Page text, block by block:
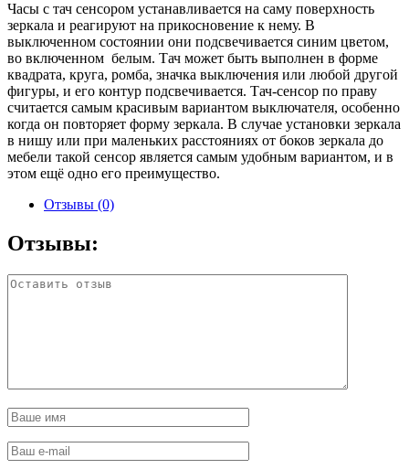
Часы с тач сенсором устанавливается на саму поверхность
зеркала и реагируют на прикосновение к нему. В
выключенном состоянии они подсвечивается синим цветом,
во включенном белым. Тач может быть выполнен в форме
квадрата, круга, ромба, значка выключения или любой другой
фигуры, и его контур подсвечивается. Тач-сенсор по праву
считается самым красивым вариантом выключателя, особенно
когда он повторяет форму зеркала. В случае установки зеркала
в нишу или при маленьких расстояниях от боков зеркала до
мебели такой сенсор является самым удобным вариантом, и в
этом ещё одно его преимущество.
Отзывы (0)
Отзывы: